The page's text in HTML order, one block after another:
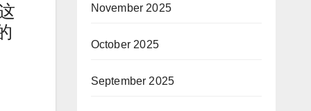
November 2025
October 2025
September 2025